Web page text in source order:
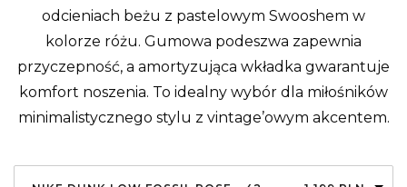
odcieniach beżu z pastelowym Swooshem w
kolorze różu. Gumowa podeszwa zapewnia
przyczepność, a amortyzująca wkładka gwarantuje
komfort noszenia. To idealny wybór dla miłośników
minimalistycznego stylu z vintage’owym akcentem.